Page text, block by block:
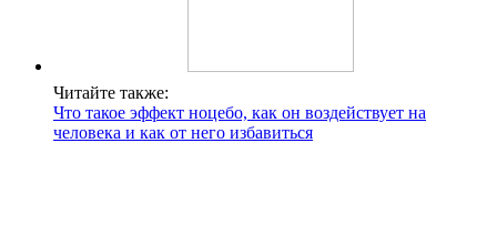
Читайте также:
Что такое эффект ноцебо, как он воздействует на
человека и как от него избавиться